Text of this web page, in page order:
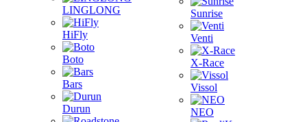
LINGLONG
HiFly
Boto
Bars
Durun
Sunrise
Venti
X-Race
Vissol
NEO